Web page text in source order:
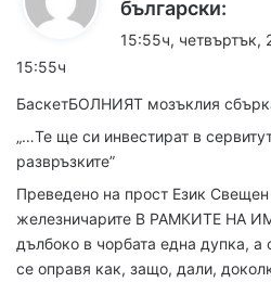
български:
:
15:55ч, четвъртък,
15:55ч
БаскетБОЛНИЯТ мозъклия
„…Те ще си инвестират в
развръзките”
Преведено на прост Език Свещен
железничарите В РАМКИТЕ НА
дълбоко в чорбата една дупка, а
се оправя как, защо, дали,